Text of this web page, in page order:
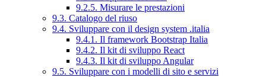
9.2.5. Misurare le prestazioni
9.3. Catalogo del riuso
9.4. Sviluppare con il design system .italia
9.4.1. Il framework Bootstrap Italia
9.4.2. Il kit di sviluppo React
9.4.3. Il kit di sviluppo Angular
9.5. Sviluppare con i modelli di sito e servizi